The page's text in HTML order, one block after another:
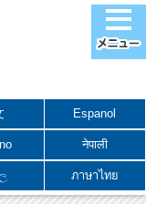
Espanol
नेपाली
ภาษาไทย